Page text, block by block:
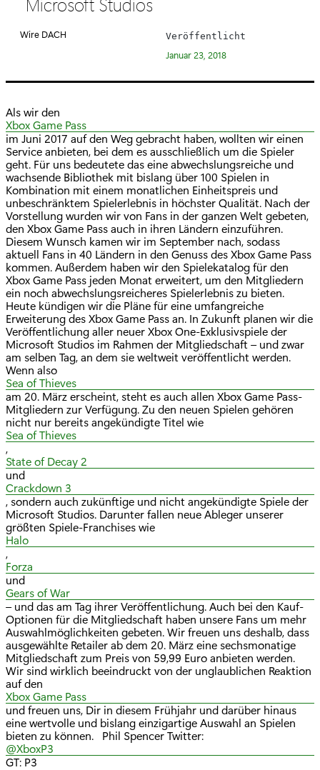
g
e
Wire DACH Veröffentlicht
Januar 23, 2018
Als wir den
Xbox Game Pass
im Juni 2017 auf den Weg gebracht haben, wollten wir einen
Service anbieten, bei dem es ausschließlich um die Spieler
geht. Für uns bedeutete das eine abwechslungsreiche und
wachsende Bibliothek mit bislang über 100 Spielen in
Kombination mit einem monatlichen Einheitspreis und
unbeschränktem Spielerlebnis in höchster Qualität. Nach der
Vorstellung wurden wir von Fans in der ganzen Welt gebeten,
den Xbox Game Pass auch in ihren Ländern einzuführen.
Diesem Wunsch kamen wir im September nach, sodass
aktuell Fans in 40 Ländern in den Genuss des Xbox Game Pass
kommen. Außerdem haben wir den Spielekatalog für den
Xbox Game Pass jeden Monat erweitert, um den Mitgliedern
ein noch abwechslungsreicheres Spielerlebnis zu bieten.
Heute kündigen wir die Pläne für eine umfangreiche
Erweiterung des Xbox Game Pass an. In Zukunft planen wir die
Veröffentlichung aller neuer Xbox One-Exklusivspiele der
Microsoft Studios im Rahmen der Mitgliedschaft – und zwar
am selben Tag, an dem sie weltweit veröffentlicht werden.
Wenn also
Sea of Thieves
am 20. März erscheint, steht es auch allen Xbox Game Pass-
Mitgliedern zur Verfügung. Zu den neuen Spielen gehören
nicht nur bereits angekündigte Titel wie
Sea of Thieves
,
State of Decay 2
und
Crackdown 3
, sondern auch zukünftige und nicht angekündigte Spiele der
Microsoft Studios. Darunter fallen neue Ableger unserer
größten Spiele-Franchises wie
Halo
,
Forza
und
Gears of War
– und das am Tag ihrer Veröffentlichung. Auch bei den Kauf-
Optionen für die Mitgliedschaft haben unsere Fans um mehr
Auswahlmöglichkeiten gebeten. Wir freuen uns deshalb, dass
ausgewählte Retailer ab dem 20. März eine sechsmonatige
Mitgliedschaft zum Preis von 59,99 Euro anbieten werden.
Wir sind wirklich beeindruckt von der unglaublichen Reaktion
auf den
Xbox Game Pass
und freuen uns, Dir in diesem Frühjahr und darüber hinaus
eine wertvolle und bislang einzigartige Auswahl an Spielen
bieten zu können. Phil Spencer Twitter:
@XboxP3
GT: P3